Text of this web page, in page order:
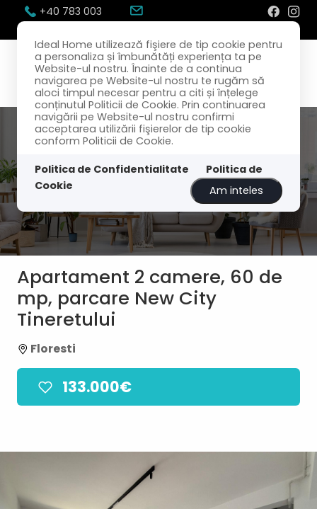
Ideal Home utilizează fişiere de tip cookie pentru
a personaliza și îmbunătăți experiența ta pe
Website-ul nostru. Înainte de a continua
navigarea pe Website-ul nostru te rugăm să
aloci timpul necesar pentru a citi și înțelege
conținutul Politicii de Cookie. Prin continuarea
navigării pe Website-ul nostru confirmi
acceptarea utilizării fişierelor de tip cookie
conform Politicii de Cookie.
Politica de Confidentialitate
Politica de
Cookie
Am inteles
+40 783 003
Apartament 2 camere, 60 de
mp, parcare New City
Tineretului
Floresti
133.000€